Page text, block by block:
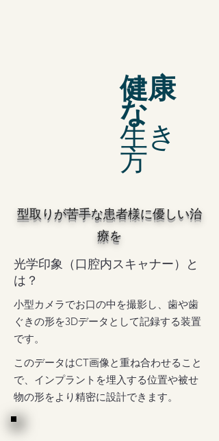
健康
な
生き
方
​型取りが苦手な患者様に優しい治
療を
光学印象（口腔内スキャナー）と
は？
小型カメラでお口の中を撮影し、歯や歯
ぐきの形を3Dデータとして記録する装置
です。
このデータはCT画像と重ね合わせること
で、インプラントを埋入する位置や被せ
物の形をより精密に設計できます。